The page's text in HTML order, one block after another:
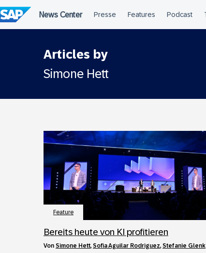
Articles by
Simone Hett
Feature
Bereits heute von KI profitieren
von Simone Hett, Sofia Aguilar Rodriguez, Stefanie Glenk